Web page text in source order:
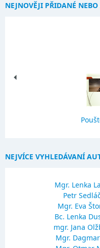
NEJNOVĚJI PŘIDANÉ
NEJVÍCE VYHLEDÁVANÍ
Mgr. Lenka
Petr
Mgr. Eva
Bc. Lenka
mgr. Jana
Mgr.